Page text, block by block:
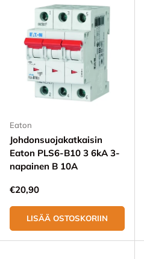
Eaton
Johdonsuojakatkaisin
Eaton PLS6-B10 3 6kA 3-
napainen B 10A
Normaali hinta
€20,90
LISÄÄ OSTOSKORIIN